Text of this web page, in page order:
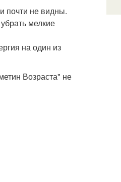
почти не видны.
мелкие
на один из
Возраста" не